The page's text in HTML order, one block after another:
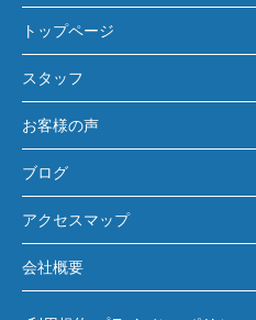
トップページ
スタッフ
お客様の声
ブログ
アクセスマップ
会社概要